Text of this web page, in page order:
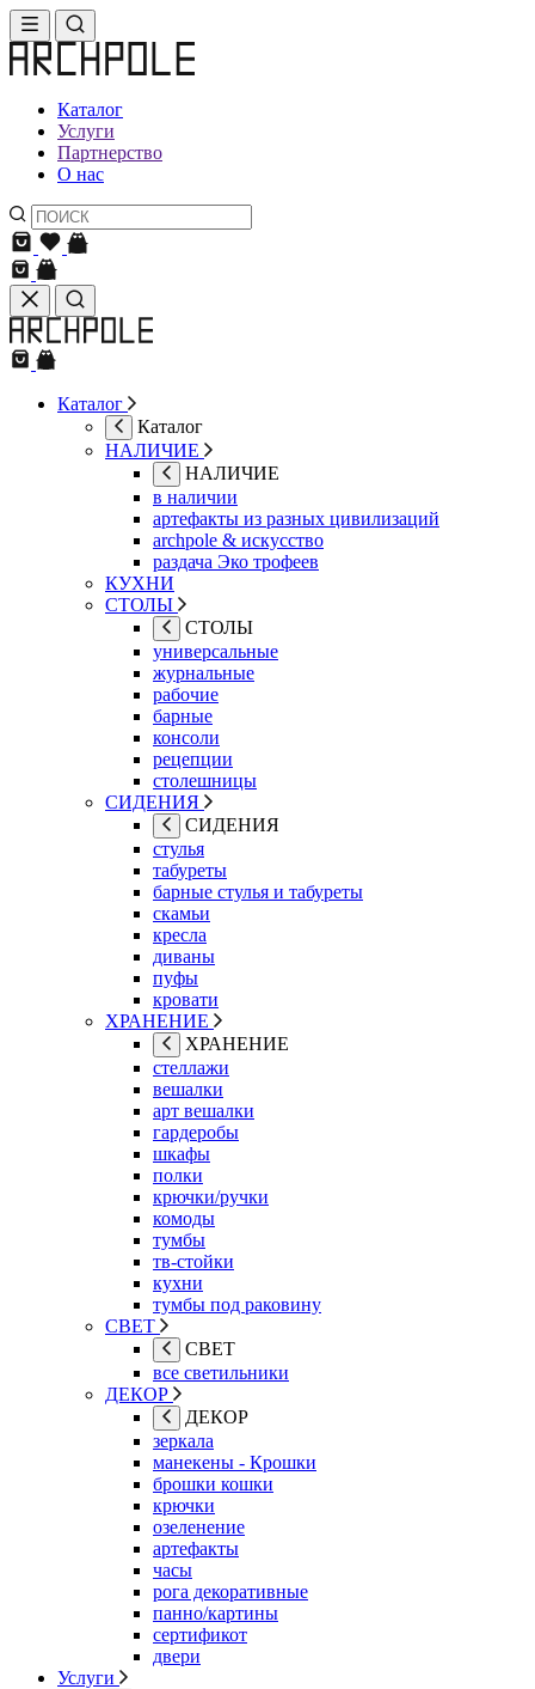
Каталог
Услуги
Партнерство
О нас
Каталог
Каталог
НАЛИЧИЕ
НАЛИЧИЕ
в наличии
артефакты из разных цивилизаций
archpole & искусство
раздача Эко трофеев
КУХНИ
СТОЛЫ
СТОЛЫ
универсальные
журнальные
рабочие
барные
консоли
рецепции
столешницы
СИДЕНИЯ
СИДЕНИЯ
стулья
табуреты
барные стулья и табуреты
скамьи
кресла
диваны
пуфы
кровати
ХРАНЕНИЕ
ХРАНЕНИЕ
стеллажи
вешалки
арт вешалки
гардеробы
шкафы
полки
крючки/ручки
комоды
тумбы
тв-стойки
кухни
тумбы под раковину
СВЕТ
СВЕТ
все светильники
ДЕКОР
ДЕКОР
зеркала
манекены - Крошки
брошки кошки
крючки
озеленение
артефакты
часы
рога декоративные
панно/картины
сертификот
двери
Услуги